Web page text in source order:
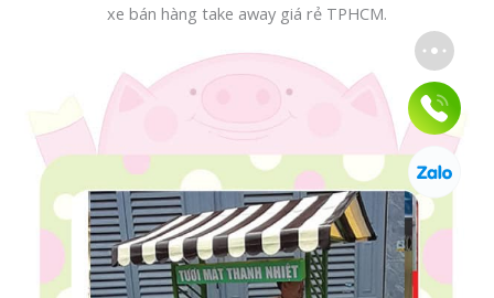
xe bán hàng take away giá rẻ TPHCM.